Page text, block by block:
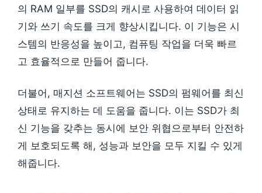
의 RAM 일부를 SSD의 캐시로 사용하여 데이터 읽
기와 쓰기 속도를 크게 향상시킵니다. 이 기능은 시
스템의 반응성을 높이고, 컴퓨팅 작업을 더욱 빠르
고 효율적으로 만들어 줍니다.
더불어, 매지션 소프트웨어는 SSD의 펌웨어를 최신
상태로 유지하는 데 도움을 줍니다. 이는 SSD가 최
신 기능을 갖추는 동시에 보안 위협으로부터 안전하
게 보호되도록 해, 성능과 보안을 모두 지킬 수 있게
해줍니다.